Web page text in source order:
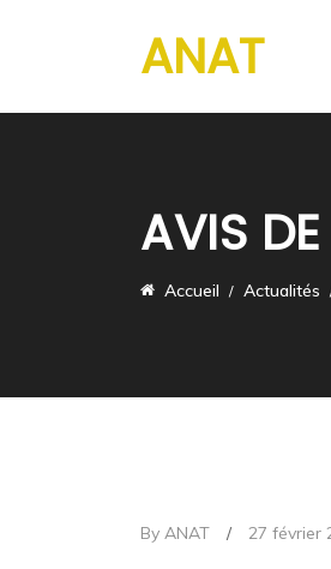
ANAT
AVIS
Accueil Actualités
By ANAT / 27 février